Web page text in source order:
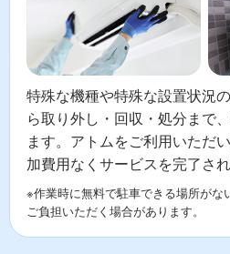
特殊な機種や特殊な設置状況
ら取り外し・回収・処分まで
ます。アトムをご利用いただ
加費用なくサービスを完了され
※作業時に無料で駐車できる場所がな
ご負担いただく場合があります。